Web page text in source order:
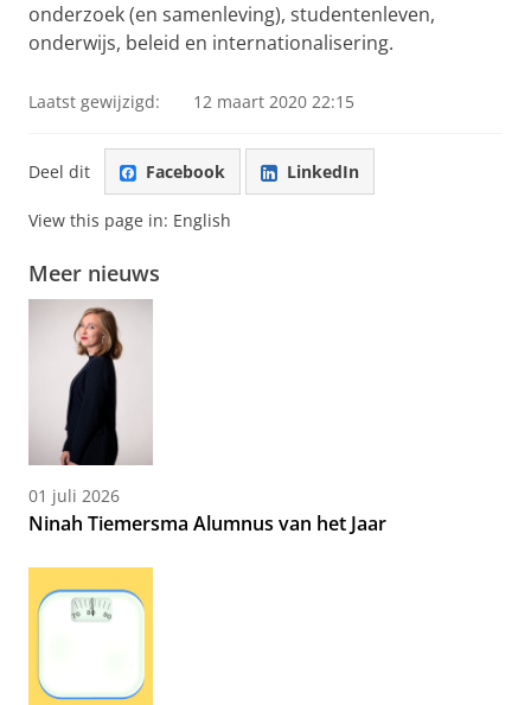
onderzoek (en samenleving), studentenleven,
onderwijs, beleid en internationalisering.
Laatst gewijzigd: 12 maart 2020 22:15
Deel dit Facebook LinkedIn
View this page in: English
Meer nieuws
01 juli 2026
Ninah Tiemersma Alumnus van het Jaar